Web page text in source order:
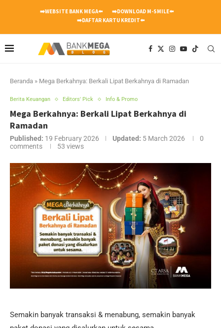
➡️WEBSITE BANK MEGA⬅️
➡️DOWNLOAD M-SMILE⬅️
➡️DAFTAR KARTU KREDIT⬅️
Beranda » Mega Berkahnya: Berkali Lipat Berkahnya di Ramadan
Berita Keuangan Editors' Pick Info & Promo
Mega Berkahnya: Berkali Lipat Berkahnya di
Ramadan
Published: 19 February 2026 Updated: 5 March 2026
0
comments
53 views
Semakin banyak transaksi & menabung, semakin banyak